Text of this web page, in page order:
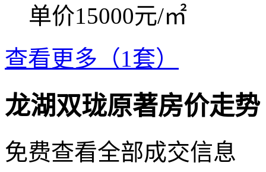
单价15000元/㎡
查看更多（1套）
龙湖双珑原著房价走势
免费查看全部成交信息